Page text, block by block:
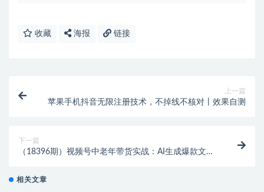
收藏 海报 链接
上一篇
苹果手机抖音无限注册技术，不掉线不核对丨效果自测
下一篇
（18396期）视频号中老年带货实战：AI生成爆款文案
相关文章